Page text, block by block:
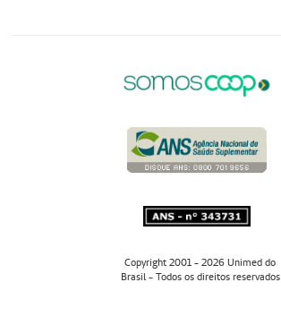
Copyright 2001 - 2026 Unimed do
Brasil - Todos os direitos reservados